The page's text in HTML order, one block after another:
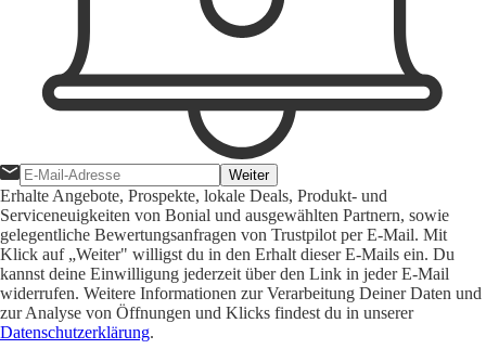
Weiter
Erhalte Angebote, Prospekte, lokale Deals, Produkt- und
Serviceneuigkeiten von Bonial und ausgewählten Partnern, sowie
gelegentliche Bewertungsanfragen von Trustpilot per E-Mail. Mit
Klick auf „Weiter" willigst du in den Erhalt dieser E-Mails ein. Du
kannst deine Einwilligung jederzeit über den Link in jeder E-Mail
widerrufen. Weitere Informationen zur Verarbeitung Deiner Daten und
zur Analyse von Öffnungen und Klicks findest du in unserer
Datenschutzerklärung.